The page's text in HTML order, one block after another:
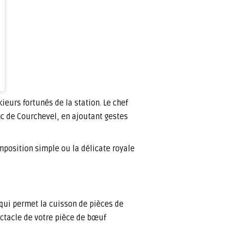
fortunés de la station. Le chef
de Courchevel, en ajoutant gestes
simple ou la délicate royale
permet la cuisson de pièces de
de votre pièce de bœuf